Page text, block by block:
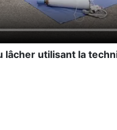
lâcher utilisant la